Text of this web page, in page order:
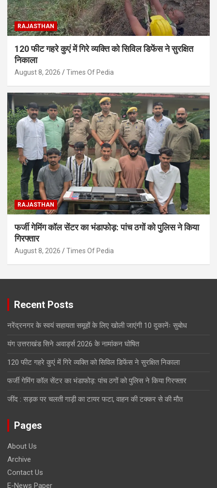
RAJASTHAN
120 फीट गहरे कुएं में गिरे व्यक्ति को सिविल डिफेंस ने सुरक्षित
निकाला
August 8, 2026 Times Of Pedia
RAJASTHAN
फर्जी गेमिंग कॉल सेंटर का भंडाफोड़: पांच ठगों को पुलिस ने किया
गिरफ्तार
August 8, 2026 Times Of Pedia
Recent Posts
नरेंद्रनगर के स्वयं सहायता समूहों के लिए खोली जाएंगी 10 दुकानेंः सुबोध
यंग उत्तराखंड सिने अवार्ड्स 2026 के नामांकन घोषित
120 फीट गहरे कुएं में गिरे व्यक्ति को सिविल डिफेंस ने सुरक्षित निकाला
फर्जी गेमिंग कॉल सेंटर का भंडाफोड़: पांच ठगों को पुलिस ने किया गिरफ्तार
जींद : सड़क पर चलती गाड़ी का टायर फटा, वाहन की टक्कर से की मौत
Pages
About Us
Archive
Contact Us
E-News Paper